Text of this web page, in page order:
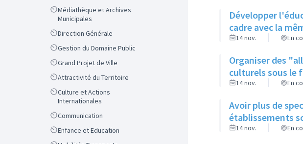
Scope
Médiathèque et Archives
Municipales
ScopeDirection Générale
ScopeGestion du Domaine Public
ScopeGrand Projet de Ville
ScopeAttractivité du Territoire
Scope
Culture et Actions
Internationales
ScopeCommunication
ScopeEnfance et Education
Développer
cadre avec la
14 nov. En
Organiser des
culturels sous le
14 nov. En
Avoir plus de
établissements
14 nov. En